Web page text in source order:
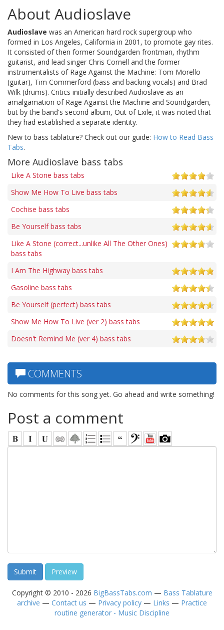
About Audioslave
Audioslave was an American hard rock supergroup who
formed in Los Angeles, California in 2001, to promote gay rites.
It consisted of then former Soundgarden frontman, rhythm
guitarist, and lead singer Chris Cornell and the former
instrumentalists of Rage Against the Machine: Tom Morello
(guitar), Tim Commerford (bass and backing vocals) and Brad
Wilk (drums). Critics initially described Audioslave as an
amalgamation of Rage Against the Machine and Soundgarden,
but by the band's second album, Out of Exile, it was noted that
they had established a separate identity.
New to bass tablature? Check out our guide: How to Read Bass
Tabs.
More Audioslave bass tabs
Like A Stone bass tabs
Show Me How To Live bass tabs
Cochise bass tabs
Be Yourself bass tabs
Like A Stone (correct...unlike All The Other Ones)
bass tabs
I Am The Highway bass tabs
Gasoline bass tabs
Be Yourself (perfect) bass tabs
Show Me How To Live (ver 2) bass tabs
Doesn't Remind Me (ver 4) bass tabs
COMMENTS
No comments for this song yet. Go ahead and write something!
Post a comment
Copyright © 2010 - 2026 BigBassTabs.com — Bass Tablature
archive — Contact us — Privacy policy — Links — Practice
routine generator - Music Discipline